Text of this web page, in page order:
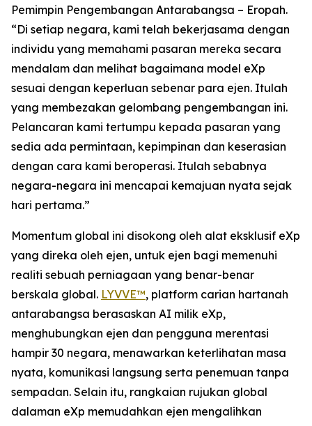
Pemimpin Pengembangan Antarabangsa – Eropah.
“Di setiap negara, kami telah bekerjasama dengan
individu yang memahami pasaran mereka secara
mendalam dan melihat bagaimana model eXp
sesuai dengan keperluan sebenar para ejen. Itulah
yang membezakan gelombang pengembangan ini.
Pelancaran kami tertumpu kepada pasaran yang
sedia ada permintaan, kepimpinan dan keserasian
dengan cara kami beroperasi. Itulah sebabnya
negara-negara ini mencapai kemajuan nyata sejak
hari pertama.”
Momentum global ini disokong oleh alat eksklusif eXp
yang direka oleh ejen, untuk ejen bagi memenuhi
realiti sebuah perniagaan yang benar-benar
berskala global. LYVVE™, platform carian hartanah
antarabangsa berasaskan AI milik eXp,
menghubungkan ejen dan pengguna merentasi
hampir 30 negara, menawarkan keterlihatan masa
nyata, komunikasi langsung serta penemuan tanpa
sempadan. Selain itu, rangkaian rujukan global
dalaman eXp memudahkan ejen mengalihkan